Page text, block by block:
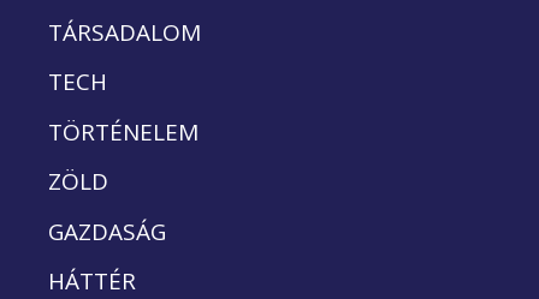
TÁRSADALOM
TECH
TÖRTÉNELEM
ZÖLD
GAZDASÁG
HÁTTÉR